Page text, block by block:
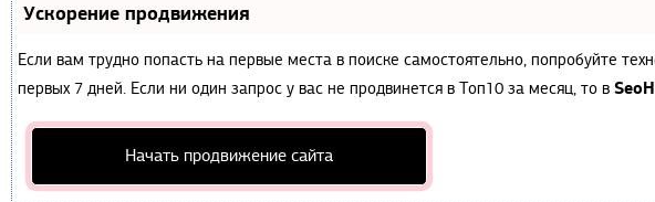
Ускорение продвижения
Если вам трудно попасть на первые места в поиске самостоятельно, попробуйте
первых 7 дней. Если ни один запрос у вас не продвинется в Топ10 за месяц, то в
Начать продвижение сайта